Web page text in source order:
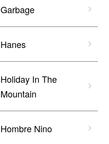
Garbage
Hanes
Holiday In The
Mountain
Hombre Nino